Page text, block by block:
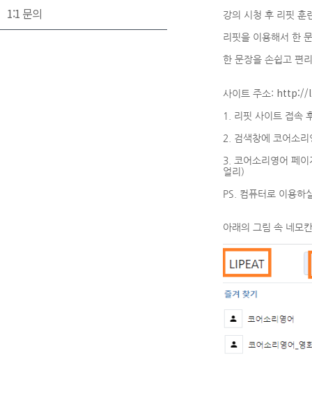
1:1 문의
강의 시청 후 리핏 훈
리핏을 이용해서 한
한 문장을 손쉽고 편
사이트 주소: http://
1. 리핏 사이트 접속
2. 검색창에 코어소
3. 코어소리영어 페
얼리)
PS. 컴퓨터로 이용하
아래의 그림 속 네모